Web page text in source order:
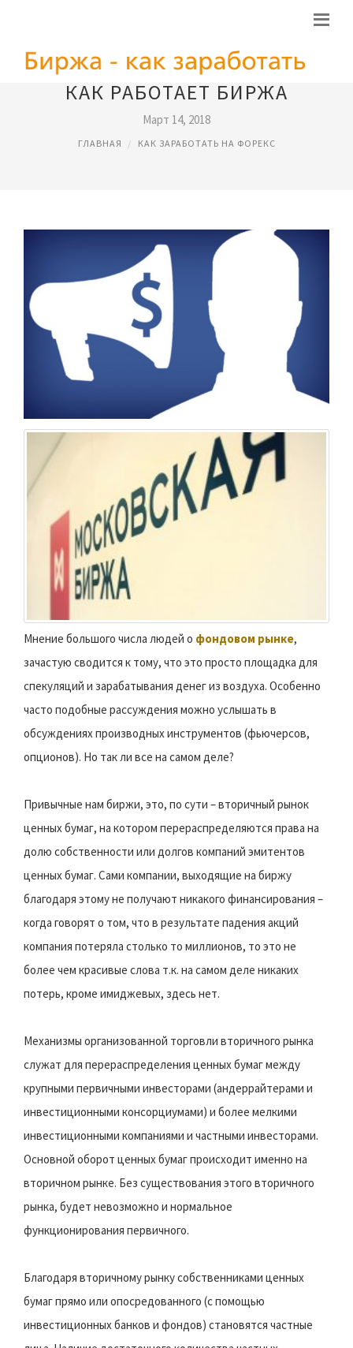
КАК РАБОТАЕТ БИРЖА
Март 14, 2018
ГЛАВНАЯ КАК ЗАРАБОТАТЬ НА ФОРЕКС
Мнение большого числа людей о фондовом рынке,
зачастую сводится к тому, что это просто площадка для
спекуляций и зарабатывания денег из воздуха. Особенно
часто подобные рассуждения можно услышать в
обсуждениях производных инструментов (фьючерсов,
опционов). Но так ли все на самом деле?
Привычные нам биржи, это, по сути – вторичный рынок
ценных бумаг, на котором перераспределяются права на
долю собственности или долгов компаний эмитентов
ценных бумаг. Сами компании, выходящие на биржу
благодаря этому не получают никакого финансирования –
когда говорят о том, что в результате падения акций
компания потеряла столько то миллионов, то это не
более чем красивые слова т.к. на самом деле никаких
потерь, кроме имиджевых, здесь нет.
Механизмы организованной торговли вторичного рынка
служат для перераспределения ценных бумаг между
крупными первичными инвесторами (андеррайтерами и
инвестиционными консорциумами) и более мелкими
инвестиционными компаниями и частными инвесторами.
Основной оборот ценных бумаг происходит именно на
вторичном рынке. Без существования этого вторичного
рынка, будет невозможно и нормальное
функционирования первичного.
Благодаря вторичному рынку собственниками ценных
бумаг прямо или опосредованного (с помощью
инвестиционных банков и фондов) становятся частные